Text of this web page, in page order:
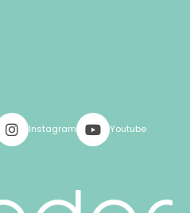
Instagram Youtube